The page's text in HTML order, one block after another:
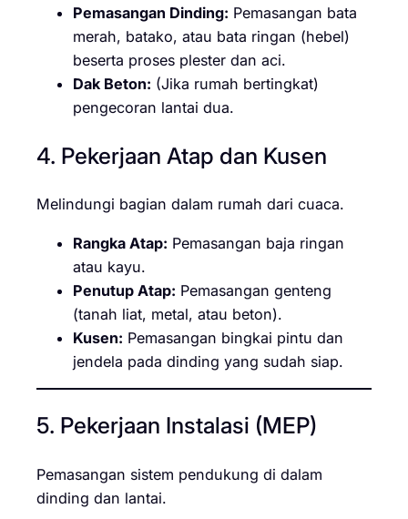
Pemasangan Dinding: Pemasangan bata
merah, batako, atau bata ringan (hebel)
beserta proses plester dan aci.
Dak Beton: (Jika rumah bertingkat)
pengecoran lantai dua.
4. Pekerjaan Atap dan Kusen
Melindungi bagian dalam rumah dari cuaca.
Rangka Atap: Pemasangan baja ringan
atau kayu.
Penutup Atap: Pemasangan genteng
(tanah liat, metal, atau beton).
Kusen: Pemasangan bingkai pintu dan
jendela pada dinding yang sudah siap.
5. Pekerjaan Instalasi (MEP)
Pemasangan sistem pendukung di dalam
dinding dan lantai.